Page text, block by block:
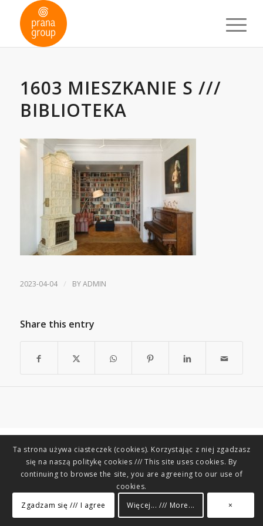
1603 MIESZKANIE S ///
BIBLIOTEKA
2023-04-04 / BYADMIN
Share this entry
Ta strona używa ciasteczek (cookies). Korzystając z niej zgadzasz
się na naszą politykę cookies /// This site uses cookies. By
continuing to browse the site, you are agreeing to our use of
cookies.
Zgadzam się /// I agree
Więcej... /// More... ×